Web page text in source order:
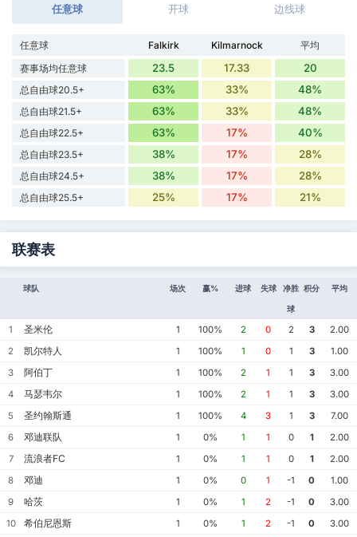
任意球 开球 边线球
任意球 Falkirk Kilmarnock
平均
赛事场均任意球
23.5 17.33 20
总自由球20.5+ 63% 33% 48%
总自由球21.5+ 63% 33% 48%
总自由球22.5+ 63% 17% 40%
总自由球23.5+ 38% 17% 28%
总自由球24.5+ 38% 17% 28%
总自由球25.5+ 25% 17% 21%
联赛表
球队 场次 赢% 进球 失球 净胜
球
积分 平均
1 圣米伦 1 100% 2 0 2 3
2.00
2
凯尔特人 1 100% 1 0 1 3
1.00
3
阿伯丁 1 100% 2 1 1 3
3.00
4
马瑟韦尔 1 100% 2 1 1 3
3.00
5
圣约翰斯通 1 100% 4 3 1 3
7.00
6
邓迪联队 1 0% 1 1 0 1
2.00
7
流浪者FC 1 0% 1 1 0 1
2.00
8
邓迪 1 0% 0 1 -1 0
1.00
9
哈茨 1 0% 1 2 -1 0
3.00
10
希伯尼恩斯 1 0% 1 2 -1 0
3.00